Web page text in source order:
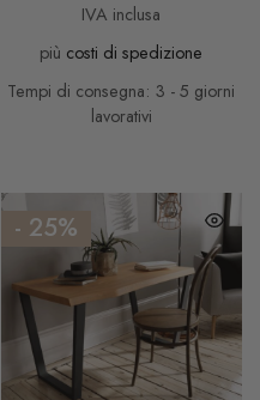
IVA inclusa
più costi di spedizione
Tempi di consegna: 3 - 5 giorni
lavorativi
- 25%